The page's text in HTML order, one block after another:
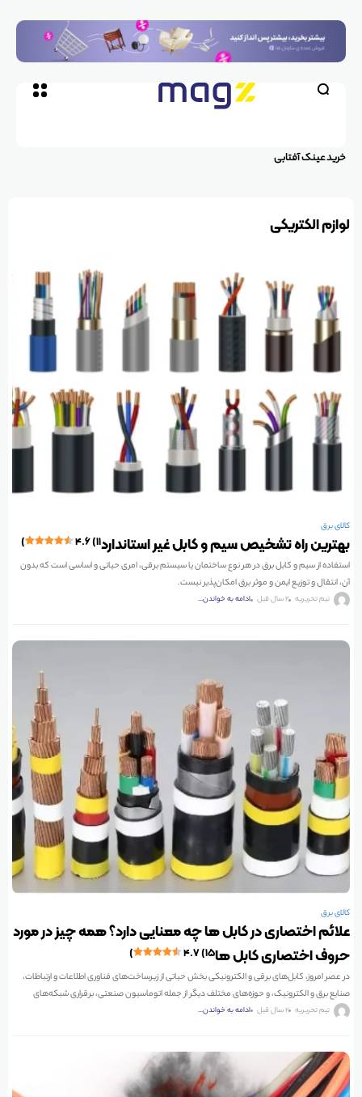
خرید عینک آفتابی
لوازم الکتریکی
کالای برق
بهترین راه تشخیص سیم و کابل غیر استاندارد۴.۶ (۱۱)
استفاده از سیم و کابل برق در هر نوع ساختمان یا سیستم برقی، امری حیاتی و اساسی است که بدون
آن، انتقال و توزیع ایمن و موثر برق امکان‌پذیر نیست.
تیم تحریریه 2 سال قبل ادامه به خواندن...
کالای برق
علائم اختصاری در کابل ها چه معنایی دارد؟ همه چیز در مورد
حروف اختصاری کابل ها۴.۷ (۱۵)
در عصر امروز، کابل‌های برقی و الکترونیکی بخش حیاتی از زیرساخت‌های فناوری اطلاعات و ارتباطات،
صنایع برق و الکترونیک، و حوزه‌های مختلف دیگر از جمله اتوماسیون صنعتی، برقراری شبکه‌های
ارتباطی،تیم تحریریه 2 سال قبل ادامه به خواندن...